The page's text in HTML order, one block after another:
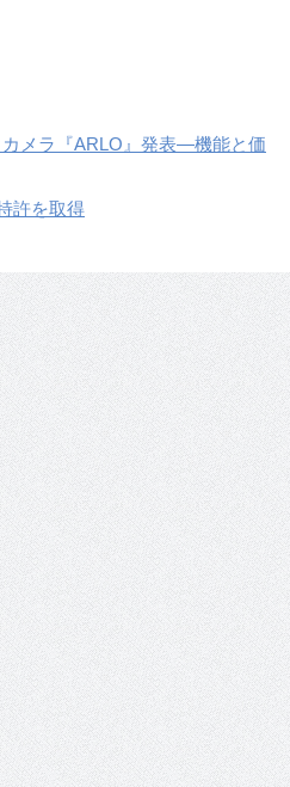
メラ『ARLO』発表―機能と価
許を取得